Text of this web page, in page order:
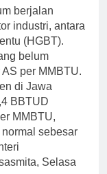
berjalan
industri, antara
(HGBT).
belum
per MMBTU.
di Jawa
BBTUD
MMBTU,
sebesar
Selasa